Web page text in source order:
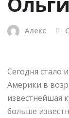
Алекс
Сегодня стало
Америки в
известнейшая
больше